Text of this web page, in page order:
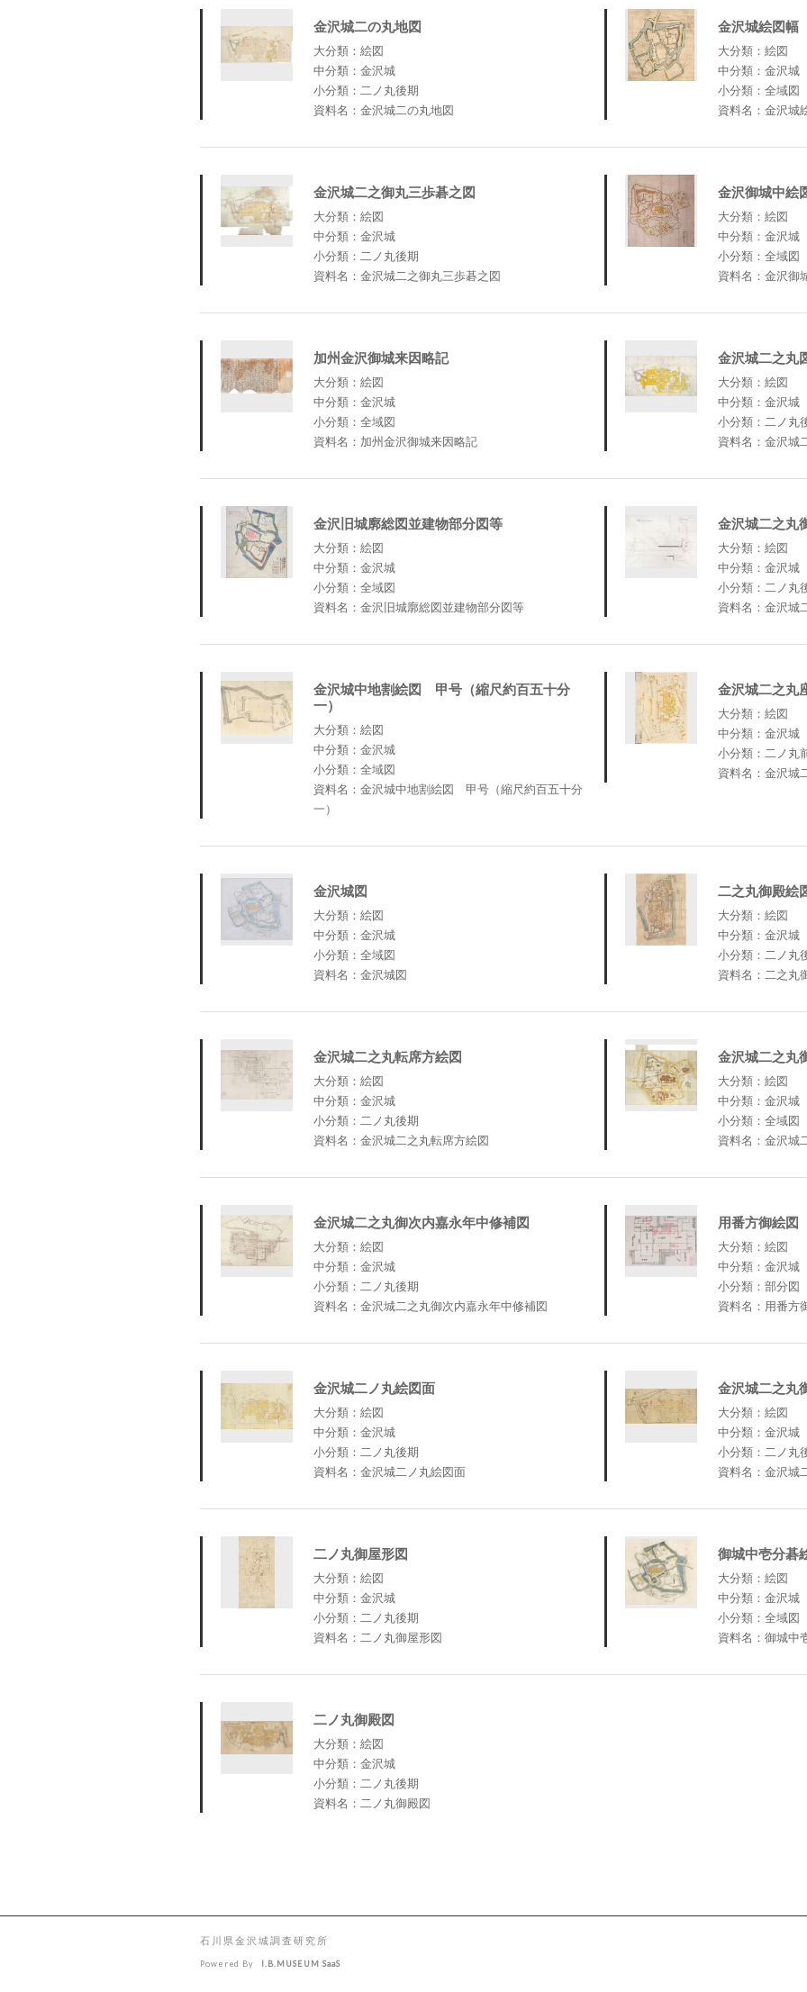
金沢城二の丸地図
大分類：絵図
中分類：金沢城
小分類：二ノ丸後期
資料名：金沢城二の丸地図
金沢城絵図幅
大分類：絵図
中分類：金沢城
小分類：全域図
資料名：金沢城
金沢城二之御丸三歩碁之図
大分類：絵図
中分類：金沢城
小分類：二ノ丸後期
資料名：金沢城二之御丸三歩碁之図
金沢御城中絵
大分類：絵図
中分類：金沢城
小分類：全域図
資料名：金沢御
加州金沢御城来因略記
大分類：絵図
中分類：金沢城
小分類：全域図
資料名：加州金沢御城来因略記
金沢城二之丸
大分類：絵図
中分類：金沢城
小分類：二ノ丸
資料名：金沢城
金沢旧城廓総図並建物部分図等
大分類：絵図
中分類：金沢城
小分類：全域図
資料名：金沢旧城廓総図並建物部分図等
金沢城二之丸
大分類：絵図
中分類：金沢城
小分類：二ノ丸
資料名：金沢城
金沢城中地割絵図 甲号（縮尺約百五十分
一）
大分類：絵図
中分類：金沢城
小分類：全域図
資料名：金沢城中地割絵図 甲号（縮尺約百五十分
一）
金沢城二之丸
大分類：絵図
中分類：金沢城
小分類：二ノ丸
資料名：金沢城
金沢城図
大分類：絵図
中分類：金沢城
小分類：全域図
資料名：金沢城図
二之丸御殿絵
大分類：絵図
中分類：金沢城
小分類：二ノ丸
資料名：二之丸
金沢城二之丸転席方絵図
大分類：絵図
中分類：金沢城
小分類：二ノ丸後期
資料名：金沢城二之丸転席方絵図
金沢城二之丸
大分類：絵図
中分類：金沢城
小分類：全域図
資料名：金沢城
金沢城二之丸御次内嘉永年中修補図
大分類：絵図
中分類：金沢城
小分類：二ノ丸後期
資料名：金沢城二之丸御次内嘉永年中修補図
用番方御絵図
大分類：絵図
中分類：金沢城
小分類：部分図
資料名：用番方
金沢城二ノ丸絵図面
大分類：絵図
中分類：金沢城
小分類：二ノ丸後期
資料名：金沢城二ノ丸絵図面
金沢城二之丸
大分類：絵図
中分類：金沢城
小分類：二ノ丸
資料名：金沢城
二ノ丸御屋形図
大分類：絵図
中分類：金沢城
小分類：二ノ丸後期
資料名：二ノ丸御屋形図
御城中壱分碁
大分類：絵図
中分類：金沢城
小分類：全域図
資料名：御城中
二ノ丸御殿図
大分類：絵図
中分類：金沢城
小分類：二ノ丸後期
資料名：二ノ丸御殿図
石川県金沢城調査研究所
Powered By I.B.MUSEUM SaaS